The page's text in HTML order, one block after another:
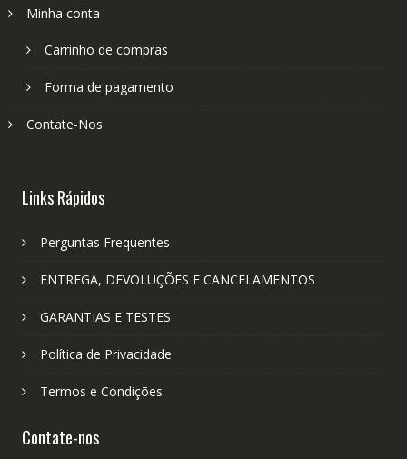
Minha conta
Carrinho de compras
Forma de pagamento
Contate-Nos
Links Rápidos
Perguntas Frequentes
ENTREGA, DEVOLUÇÕES E CANCELAMENTOS
GARANTIAS E TESTES
Política de Privacidade
Termos e Condições
Contate-nos